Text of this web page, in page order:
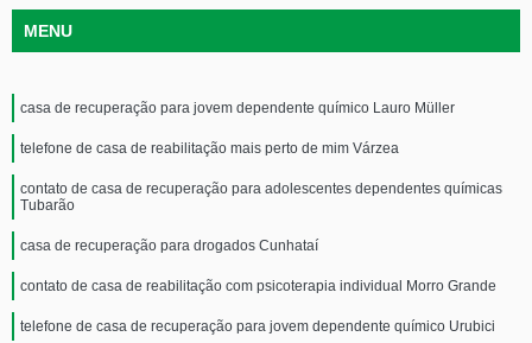
MENU
casa de recuperação para jovem dependente químico Lauro Müller
telefone de casa de reabilitação mais perto de mim Várzea
contato de casa de recuperação para adolescentes dependentes químicas
Tubarão
casa de recuperação para drogados Cunhataí
contato de casa de reabilitação com psicoterapia individual Morro Grande
telefone de casa de recuperação para jovem dependente químico Urubici